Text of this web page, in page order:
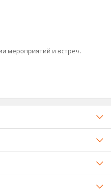
и корт для игры в сквош, а
мероприятий и встреч.